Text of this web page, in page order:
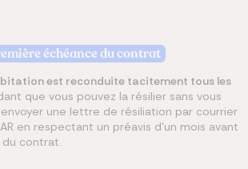
échéancedu contrat
est reconduite tacitement tous les
que vous pouvez la résilier sans vous
une lettre de résiliation par courrier
en respectant un préavis d'un mois avant
du contrat.